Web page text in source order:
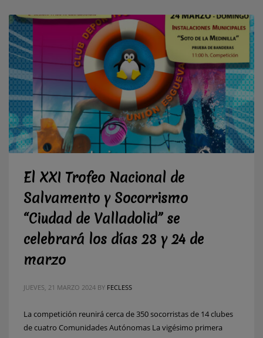
El XXI Trofeo Nacional de
Salvamento y Socorrismo
“Ciudad de Valladolid” se
celebrará los días 23 y 24 de
marzo
JUEVES, 21 MARZO 2024 BY FECLESS
La competición reunirá cerca de 350 socorristas de 14 clubes
de cuatro Comunidades Autónomas La vigésimo primera